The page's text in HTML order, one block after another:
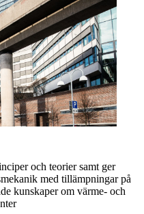
och teorier samt ger
med tillämpningar på
kunskaper om värme- och